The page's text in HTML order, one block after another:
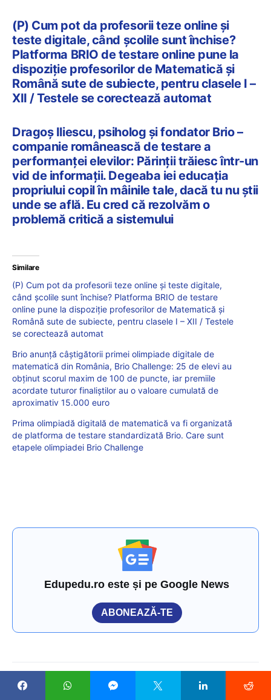
(P) Cum pot da profesorii teze online și
teste digitale, când școlile sunt închise?
Platforma BRIO de testare online pune la
dispoziție profesorilor de Matematică și
Română sute de subiecte, pentru clasele I –
XII / Testele se corectează automat
Dragoș Iliescu, psiholog și fondator Brio –
companie românească de testare a
performanței elevilor: Părinții trăiesc într-un
vid de informații. Degeaba iei educația
propriului copil în mâinile tale, dacă tu nu știi
unde se află. Eu cred că rezolvăm o
problemă critică a sistemului
Similare
(P) Cum pot da profesorii teze online și teste digitale,
când școlile sunt închise? Platforma BRIO de testare
online pune la dispoziție profesorilor de Matematică și
Română sute de subiecte, pentru clasele I – XII / Testele
se corectează automat
Brio anunță câștigătorii primei olimpiade digitale de
matematică din România, Brio Challenge: 25 de elevi au
obținut scorul maxim de 100 de puncte, iar premiile
acordate tuturor finaliștilor au o valoare cumulată de
aproximativ 15.000 euro
Prima olimpiadă digitală de matematică va fi organizată
de platforma de testare standardizată Brio. Care sunt
etapele olimpiadei Brio Challenge
Edupedu.ro este și pe Google News
ABONEAZĂ-TE